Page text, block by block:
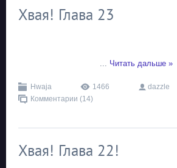
Хвая! Глава 23
... Читать дальше »
Hwaja 1466 dazzle
Комментарии (14)
Хвая! Глава 22!